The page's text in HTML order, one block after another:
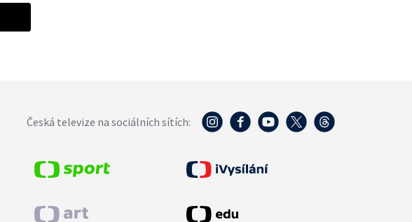
Česká televize na sociálních sítích: